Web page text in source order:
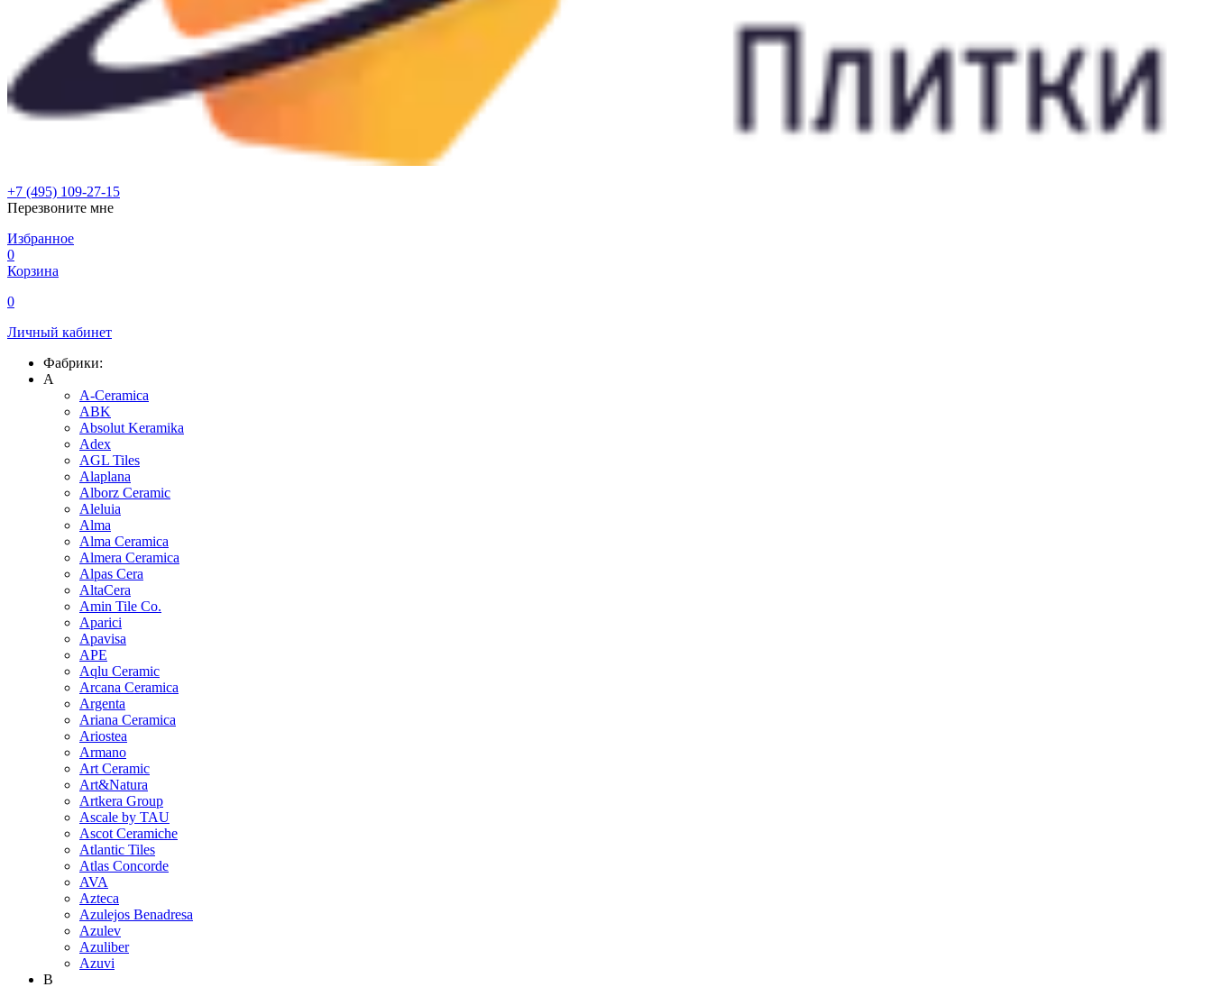
+7 (495) 109-27-15
Перезвоните мне
Избранное
0
Корзина
0
Личный кабинет
Фабрики:
A
A-Ceramica
ABK
Absolut Keramika
Adex
AGL Tiles
Alaplana
Alborz Ceramic
Aleluia
Alma
Alma Ceramica
Almera Ceramica
Alpas Cera
AltaCera
Amin Tile Co.
Aparici
Apavisa
APE
Aqlu Ceramic
Arcana Ceramica
Argenta
Ariana Ceramica
Ariostea
Armano
Art Ceramic
Art&Natura
Artkera Group
Ascale by TAU
Ascot Ceramiche
Atlantic Tiles
Atlas Concorde
AVA
Azteca
Azulejos Benadresa
Azulev
Azuliber
Azuvi
B